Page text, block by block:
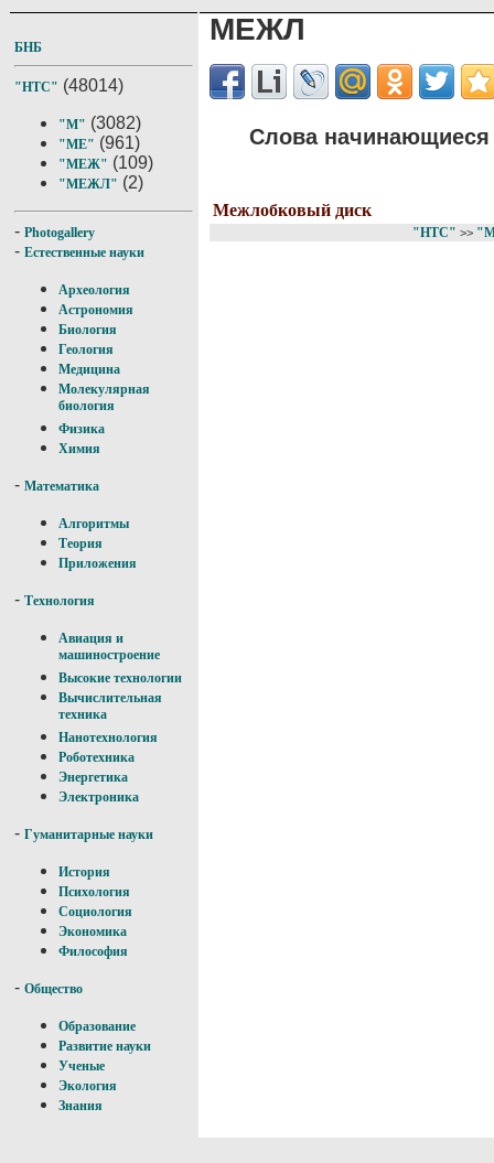
БНБ
"НТС" (48014)
"М" (3082)
"МЕ" (961)
"МЕЖ" (109)
"МЕЖЛ" (2)
- Photogallery
- Естественные науки
Археология
Астрономия
Биология
Геология
Медицина
Молекулярная
биология
Физика
Химия
- Математика
Алгоритмы
Теория
Приложения
- Технология
Авиация и
машиностроение
Высокие технологии
Вычислительная
техника
Нанотехнология
Роботехника
Энергетика
Электроника
- Гуманитарные науки
История
Психология
Социология
Экономика
Философия
- Общество
Образование
Развитие науки
Ученые
Экология
Знания
МЕЖЛ
Слова
Межлобковый диск
"НТС" >>